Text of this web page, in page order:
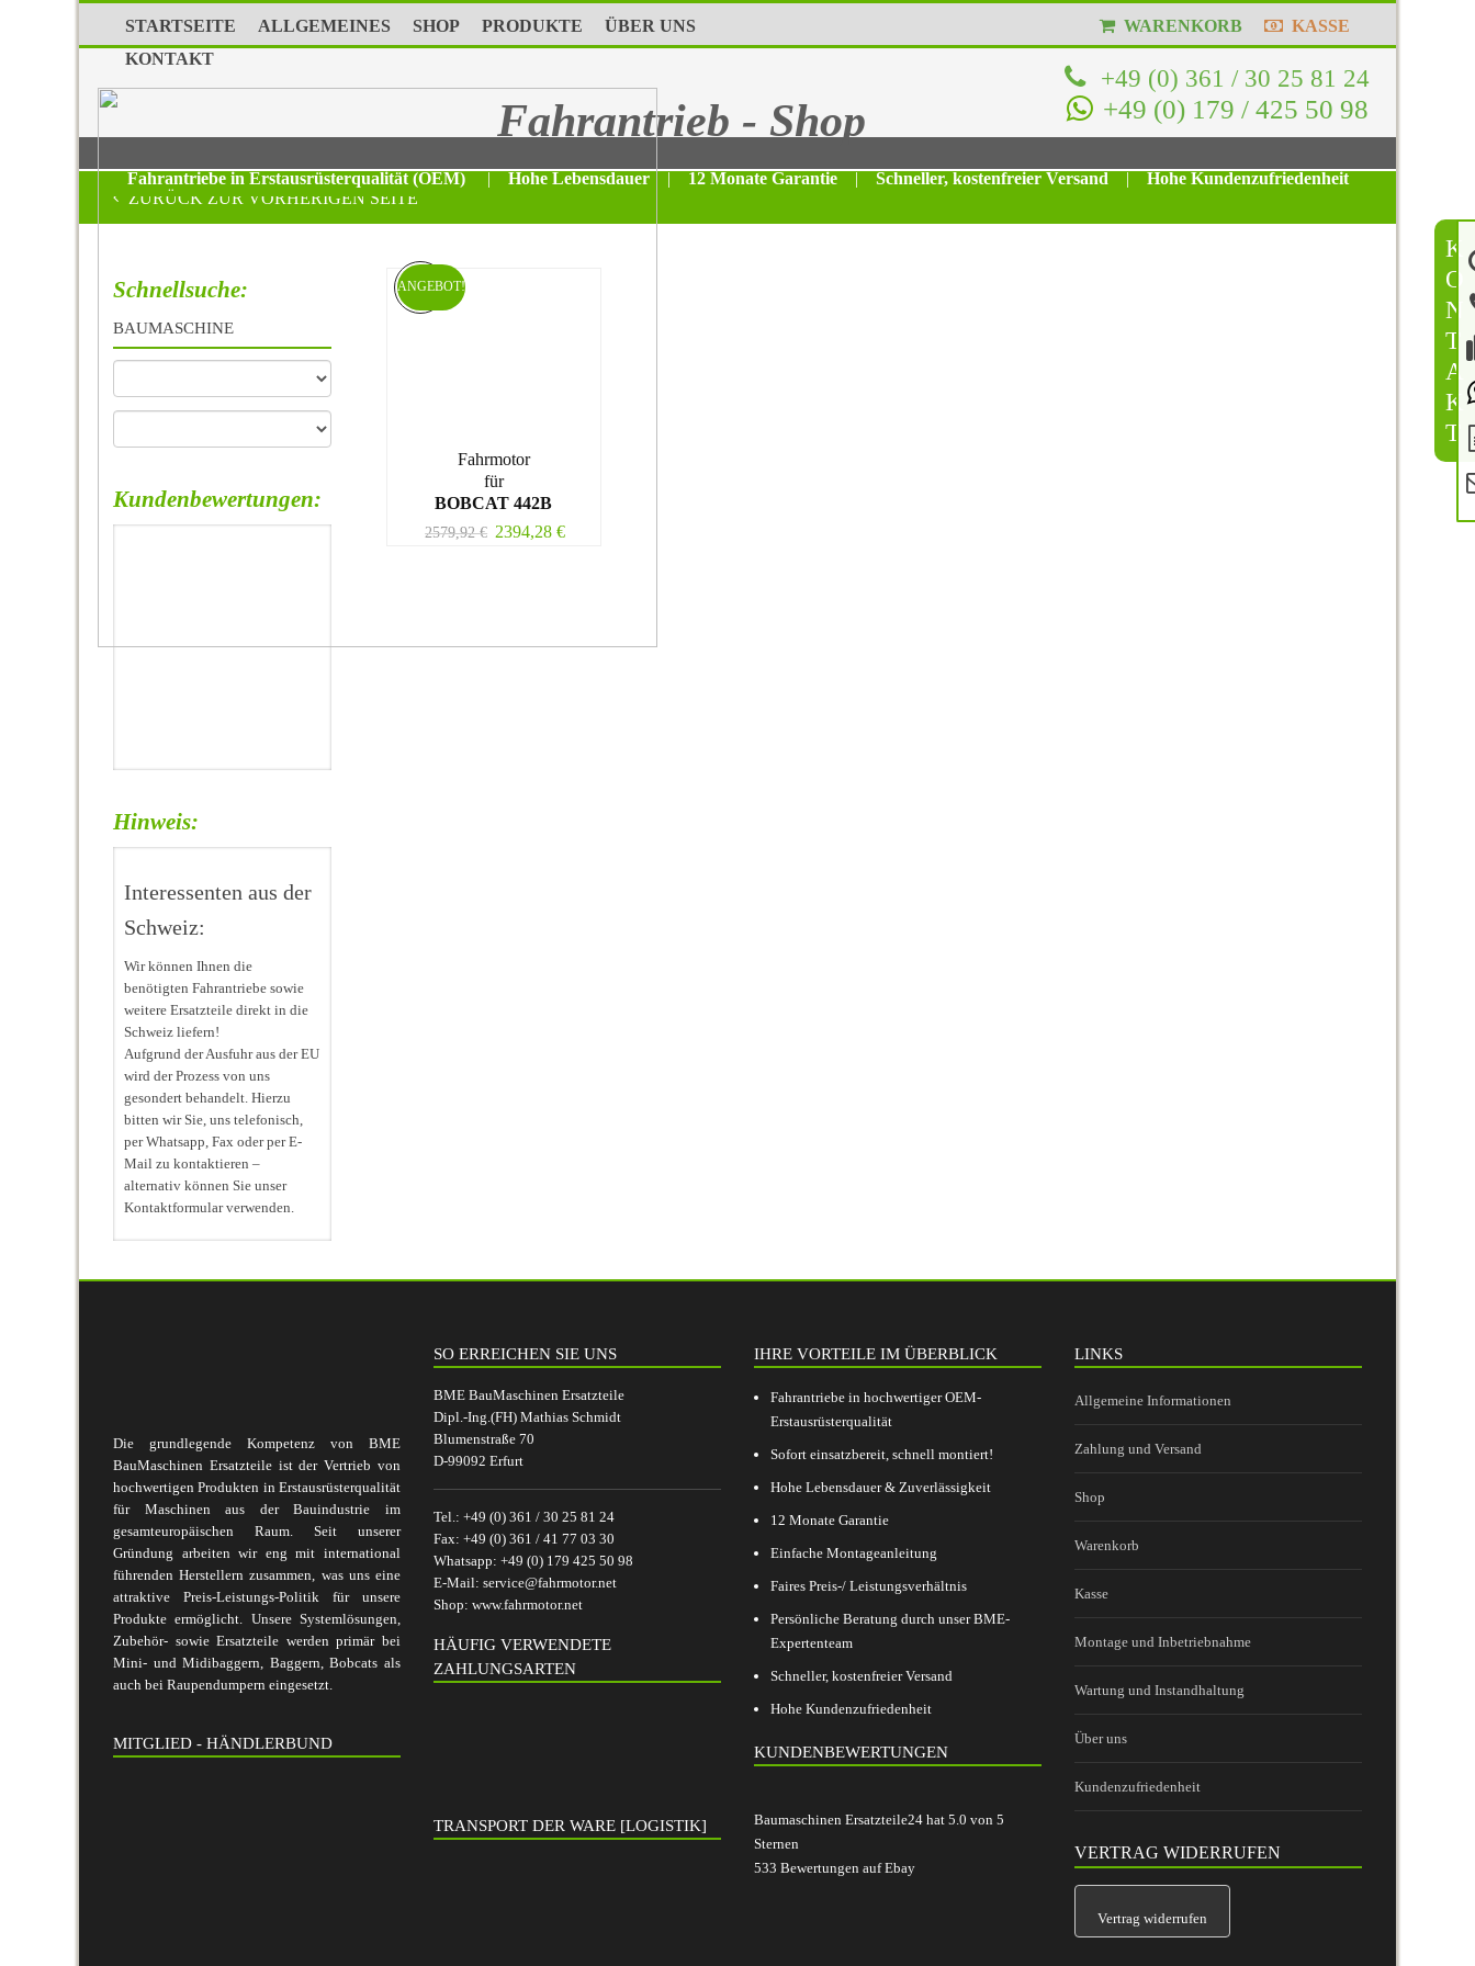
K
O
N
T
A
K
T
STARTSEITE ALLGEMEINES SHOP PRODUKTE
ÜBER UNS
KONTAKT
WARENKORB KASSE
+49 (0) 361 / 30 25 81 24
+49 (0) 179 / 425 50 98
Fahrantrieb - Shop
Fahrantriebe in Erstausrüsterqualität (OEM) | Hohe Lebensdauer | 12 Monate Garantie | Schneller, kostenfreier Versand |
Hohe Kundenzufriedenheit
ZURÜCK ZUR VORHERIGEN SEITE
Fahrmotor
für
BOBCAT 442B
2579,92€ 2394,28€
ANGEBOT!
Schnellsuche:
BAUMASCHINE
Kundenbewertungen:
Hinweis:
Interessenten aus der
Schweiz:
Wir können Ihnen die
benötigten Fahrantriebe sowie
weitere Ersatzteile direkt in die
Schweiz liefern!
Aufgrund der Ausfuhr aus der EU
wird der Prozess von uns
gesondert behandelt. Hierzu
bitten wir Sie, uns telefonisch,
per Whatsapp, Fax oder per E-
Mail zu kontaktieren –
alternativ können Sie unser
Kontaktformular verwenden.
Die grundlegende Kompetenz von BME
BauMaschinen Ersatzteile ist der Vertrieb von
hochwertigen Produkten in Erstausrüsterqualität
für Maschinen aus der Bauindustrie im
gesamteuropäischen Raum. Seit unserer
Gründung arbeiten wir eng mit international
führenden Herstellern zusammen, was uns eine
attraktive Preis-Leistungs-Politik für unsere
Produkte ermöglicht. Unsere Systemlösungen,
Zubehör- sowie Ersatzteile werden primär bei
Mini- und Midibaggern, Baggern, Bobcats als
auch bei Raupendumpern eingesetzt.
MITGLIED - HÄNDLERBUND
SO ERREICHEN SIE UNS
BME BauMaschinen Ersatzteile
Dipl.-Ing.(FH) Mathias Schmidt
Blumenstraße 70
D-99092 Erfurt
Tel.: +49 (0) 361 / 30 25 81 24
Fax: +49 (0) 361 / 41 77 03 30
Whatsapp: +49 (0) 179 425 50 98
E-Mail: service@fahrmotor.net
Shop: www.fahrmotor.net
HÄUFIG VERWENDETE
ZAHLUNGSARTEN
TRANSPORT DER WARE [LOGISTIK]
IHRE VORTEILE IM ÜBERBLICK
Fahrantriebe in hochwertiger OEM-
Erstausrüsterqualität
Sofort einsatzbereit, schnell montiert!
Hohe Lebensdauer & Zuverlässigkeit
12 Monate Garantie
Einfache Montageanleitung
Faires Preis-/ Leistungsverhältnis
Persönliche Beratung durch unser BME-
Expertenteam
Schneller, kostenfreier Versand
Hohe Kundenzufriedenheit
KUNDENBEWERTUNGEN
Baumaschinen Ersatzteile24 hat 5.0 von 5
Sternen
533 Bewertungen auf Ebay
LINKS
Allgemeine Informationen
Zahlung und Versand
Shop
Warenkorb
Kasse
Montage und Inbetriebnahme
Wartung und Instandhaltung
Über uns
Kundenzufriedenheit
VERTRAG WIDERRUFEN
Vertrag widerrufen